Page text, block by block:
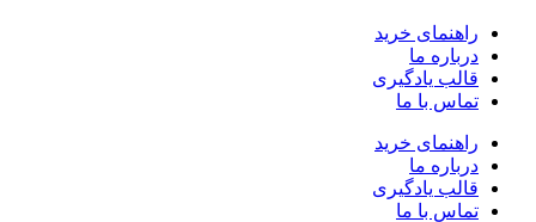
راهنمای خرید
درباره ما
قالب یادگیری
تماس با ما
راهنمای خرید
درباره ما
قالب یادگیری
تماس با ما